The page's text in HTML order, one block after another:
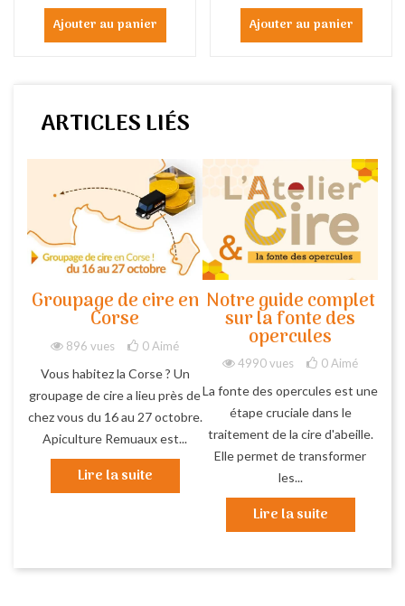
Ajouter au panier Ajouter au panier
ARTICLES LIÉS
Groupage de cire en
Corse
896 vues 0Aimé
Vous habitez la Corse ? Un
groupage de cire a lieu près de
chez vous du 16 au 27 octobre.
Apiculture Remuaux est...
Lire la suite
Notre guide complet
sur la fonte des
opercules
4990 vues 0Aimé
La fonte des opercules est une
étape cruciale dans le
traitement de la cire d'abeille.
Elle permet de transformer
les...
Lire la suite